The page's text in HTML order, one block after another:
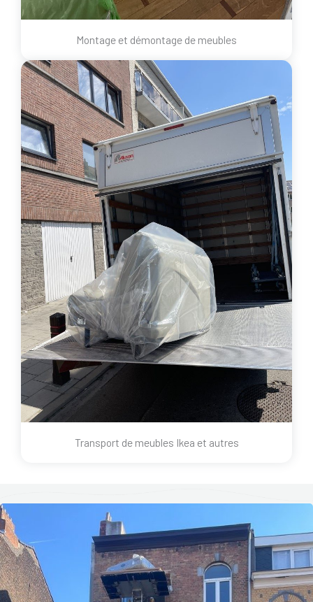
Montage et démontage de meubles
Transport de meubles Ikea et autres